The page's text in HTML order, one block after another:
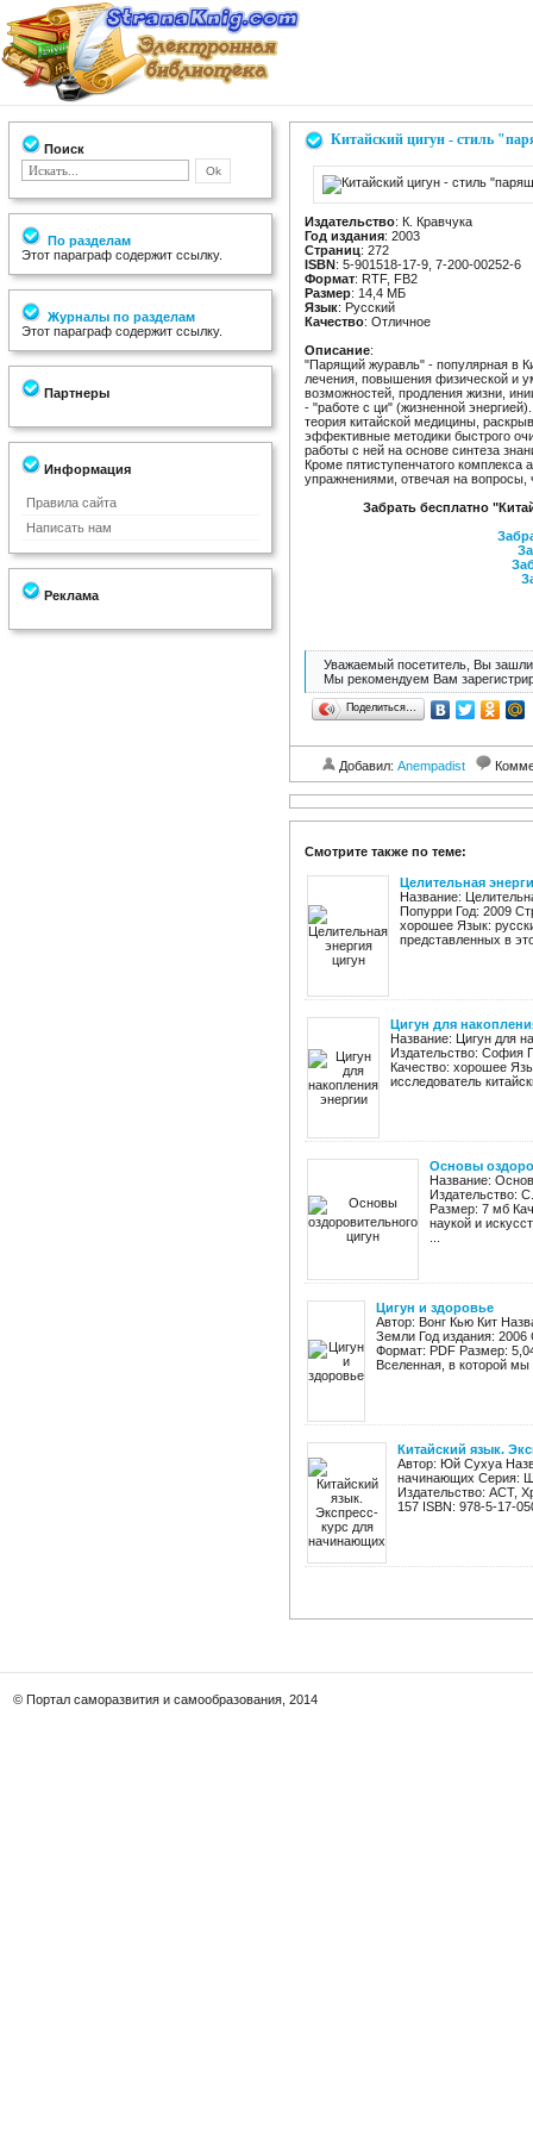
Поиск
По разделам
Этот параграф содержит ссылку.
Журналы по разделам
Этот параграф содержит ссылку.
Партнеры
Информация
Правила сайта
Написать нам
Реклама
Китайский цигун - стиль
Издательство: К. Кравчука
Год издания: 2003
Страниц: 272
ISBN: 5-901518-17-9, 7-200-00252-6
Формат: RTF, FB2
Размер: 14,4 МБ
Язык: Русский
Качество: Отличное
Описание:
"Парящий журавль" - популярная в
лечения, повышения физической и
возможностей, продления жизни,
- "работе с ци" (жизненной
теория китайской медицины,
эффективные методики быстрого
работы с ней на основе синтеза
Кроме пятиступенчатого
упражнениями, отвечая на
Забрать бесплатно
Уважаемый посетитель, Вы зашли
Мы рекомендуем Вам
Поделиться…
Добавил: Anempadist
Смотрите также по теме:
Целительная
Название:
Попурри Год: 2009
хорошее Язык:
представленных в
Цигун для
Название: Цигун для
Издательство: София
Качество: хорошее
исследователь
Основы
Название:
Издательство:
Размер: 7 мб
наукой и
Цигун и здоровье
Автор: Вонг Кью Кит
Земли Год издания:
Формат: PDF Размер:
Вселенная, в которой мы
Китайский язык.
Автор: Юй Сухуа
начинающих Серия:
Издательство: АСТ,
157 ISBN: 978-5-17-
© Портал саморазвития и самообразования, 2014